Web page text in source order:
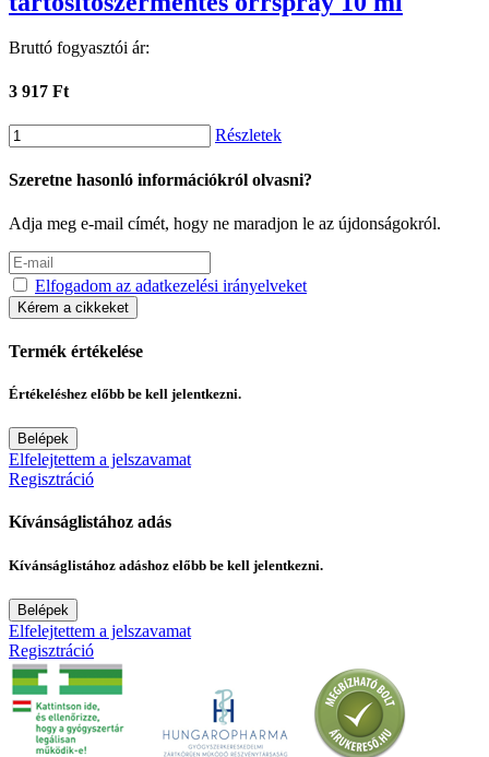
Bruttó fogyasztói ár:
3 917 Ft
Részletek
Szeretne hasonló információkról olvasni?
Adja meg e-mail címét, hogy ne maradjon le az újdonságokról.
Elfogadom az adatkezelési irányelveket
Kérem a cikkeket
Termék értékelése
Értékeléshez előbb be kell jelentkezni.
Belépek
Elfelejtettem a jelszavamat
Regisztráció
Kívánságlistához adás
Kívánságlistához adáshoz előbb be kell jelentkezni.
Belépek
Elfelejtettem a jelszavamat
Regisztráció